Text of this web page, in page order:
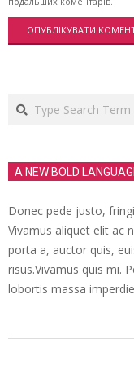
Search
A NEW BOLD
Donec pede justo,
Vivamus aliquet elit ac
porta a, auctor quis,
risus.Vivamus quis mi.
lobortis massa